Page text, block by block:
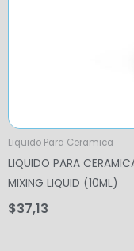
Liquido Para Ceramica
LIQUIDO PARA
MIXING LIQUID (10ML)
$37,13